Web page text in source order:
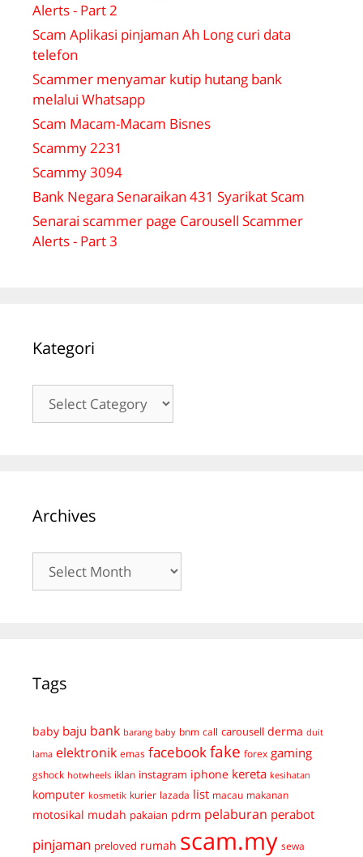
Alerts - Part 2
Scam Aplikasi pinjaman Ah Long curi data
telefon
Scammer menyamar kutip hutang bank
melalui Whatsapp
Scam Macam-Macam Bisnes
Scammy 2231
Scammy 3094
Bank Negara Senaraikan 431 Syarikat Scam
Senarai scammer page Carousell Scammer
Alerts - Part 3
Kategori
Kategori
Archives
Archives
Tags
baby baju bank barang baby bnm call carousell derma duit
lama elektronik emas facebookfake forex gaming
gshock hotwheels iklan instagram iphone kereta kesihatan
komputer kosmetik kurier lazada list macau makanan
motosikal mudah pakaian pdrm pelaburan perabot
pinjaman preloved rumah scam.my sewa